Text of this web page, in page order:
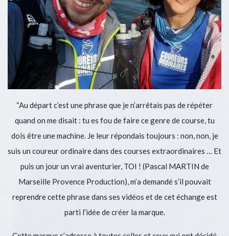
“Au départ c’est une phrase que je n’arrêtais pas de répéter
quand on me disait : tu es fou de faire ce genre de course, tu
dois être une machine. Je leur répondais toujours : non, non, je
suis un coureur ordinaire dans des courses extraordinaires … Et
puis un jour un vrai aventurier, TOI ! (Pascal MARTIN de
Marseille Provence Production), m’a demandé s’il pouvait
reprendre cette phrase dans ses vidéos et de cet échange est
parti l’idée de créer la marque.